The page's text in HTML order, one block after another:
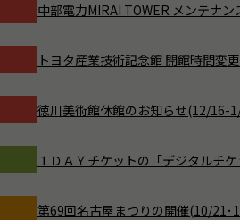
中部電力MIRAI TOWER メンテナ
トヨタ産業技術記念館 開館時間変
徳川美術館休館のお知らせ(12/16-
１ＤＡＹチケットの「デジタルチ
第69回名古屋まつりの開催(10/21